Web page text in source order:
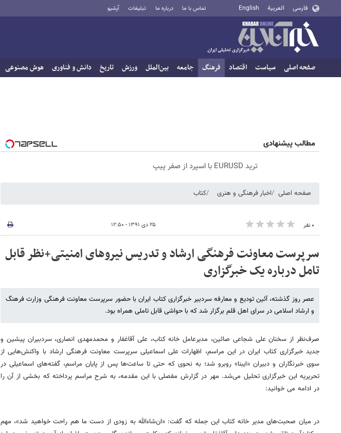
فارسی العربية English تماس با ما درباره ما تبلیغات آرشیو
صفحه اصلی سیاست اقتصاد فرهنگ جامعه بین‌الملل ورزش تاریخ دانش و فناوری هوش مصنوعی
مطالب پیشنهادی
ترید EURUSD با اسپرد از صفر پیپ
صفحه اصلی اخبار فرهنگی و هنری کتاب
۰ نفر ۲۵ دی ۱۳۹۱ - ۱۲:۵۰
سرپرست معاونت فرهنگی ارشاد و تدریس نیروهای امنیتی+نظر قابل
تامل درباره یک خبرگزاری
عصر روز گذشته، آئین تودیع و معارفه سردبیر خبرگزاری کتاب ایران با حضور سرپرست معاونت فرهنگی وزارت فرهنگ
و ارشاد اسلامی در سرای اهل قلم برگزار شد که با حواشی قابل تاملی همراه بود.
صرف‌نظر از سخنان علی شجاعی صائین، مدیرعامل خانه کتاب، علی آقاغفار و محمدمهدی انصاری، سردبیران پیشین و
جدید خبرگزاری کتاب ایران در این مراسم، اظهارات علی اسماعیلی سرپرست معاونت فرهنگی ارشاد با واکنش‌هایی از
سوی خبرنگاران و دبیران «ایبنا» روبرو شد؛ به نحوی که حتی تا ساعت‌ها پس از پایان مراسم، گفته‌های اسماعیلی در
تحریریه این خبرگزاری تحلیل می‌شد. مهر در گزارش مفصلی با این مقدمه، به شرح مراسم پرداخته که بخشی از آن را
در ادامه می خوانید:
در میان صحبت‌های مدیر خانه کتاب این جمله که گفت: «ان‌شاءالله به زودی از دست ما هم راحت خواهید شد»، مهم